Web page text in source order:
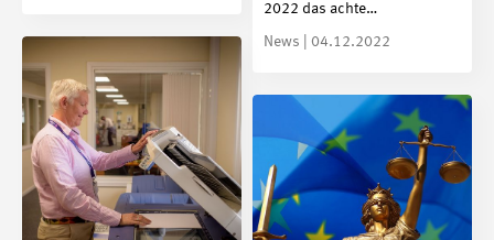
2022 das achte…
News | 04.12.2022